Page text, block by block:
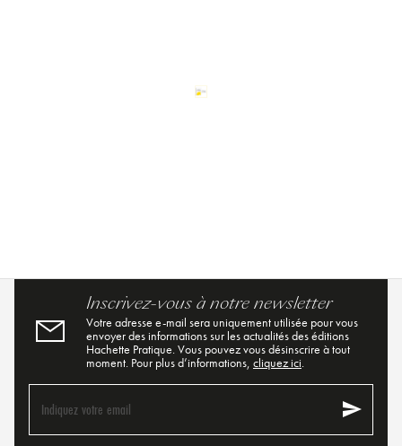
Inscrivez-vous à notre newsletter
Votre adresse e-mail sera uniquement utilisée pour vous
envoyer des informations sur les actualités des éditions
Hachette Pratique. Vous pouvez vous désinscrire à tout
moment. Pour plus d’informations, cliquez ici.
Indiquez votre email send